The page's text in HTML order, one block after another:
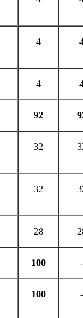
4
4
92
32
32
28
100 -
100 -